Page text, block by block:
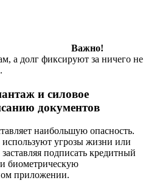
Важно!
а долг фиксируют за ничего не
и силовое
документов
наибольшую опасность.
угрозы жизни или
подписать кредитный
биометрическую
приложении.